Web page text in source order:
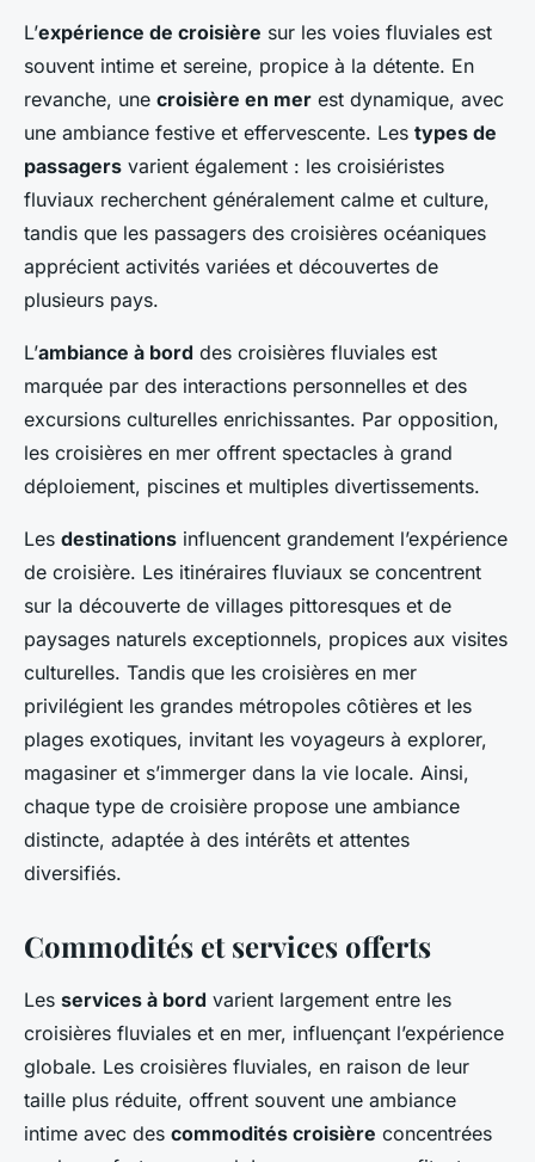
L’expérience de croisière sur les voies fluviales est
souvent intime et sereine, propice à la détente. En
revanche, une croisière en mer est dynamique, avec
une ambiance festive et effervescente. Les types de
passagers varient également : les croisiéristes
fluviaux recherchent généralement calme et culture,
tandis que les passagers des croisières océaniques
apprécient activités variées et découvertes de
plusieurs pays.
L’ambiance à bord des croisières fluviales est
marquée par des interactions personnelles et des
excursions culturelles enrichissantes. Par opposition,
les croisières en mer offrent spectacles à grand
déploiement, piscines et multiples divertissements.
Les destinations influencent grandement l’expérience
de croisière. Les itinéraires fluviaux se concentrent
sur la découverte de villages pittoresques et de
paysages naturels exceptionnels, propices aux visites
culturelles. Tandis que les croisières en mer
privilégient les grandes métropoles côtières et les
plages exotiques, invitant les voyageurs à explorer,
magasiner et s’immerger dans la vie locale. Ainsi,
chaque type de croisière propose une ambiance
distincte, adaptée à des intérêts et attentes
diversifiés.
Commodités et services offerts
Les services à bord varient largement entre les
croisières fluviales et en mer, influençant l’expérience
globale. Les croisières fluviales, en raison de leur
taille plus réduite, offrent souvent une ambiance
intime avec des commodités croisière concentrées